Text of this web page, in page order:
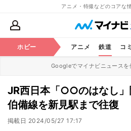
アニメ・特撮などのコアな
ホビー アニメ 鉄道 コ
Googleでマイナビニュースを
JR西日本「○○のはなし」
伯備線を新見駅まで往復
掲載日 2024/05/27 17:17